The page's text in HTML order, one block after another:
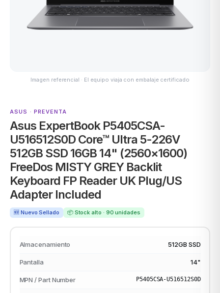
ACER
Imagen referencial · El equipo viaja con embalaje certificado
ASUS · PREVENTA
Asus ExpertBook P5405CSA-
U516512S0D Core™ Ultra 5-226V
512GB SSD 16GB 14" (2560×1600)
FreeDos MISTY GREY Backlit
Keyboard FP Reader UK Plug/US
Adapter Included
🆕 Nuevo Sellado 📦 Stock alto · 90 unidades
Almacenamiento 512GB SSD
Pantalla 14"
MPN / Part Number P5405CSA-U516512S0D